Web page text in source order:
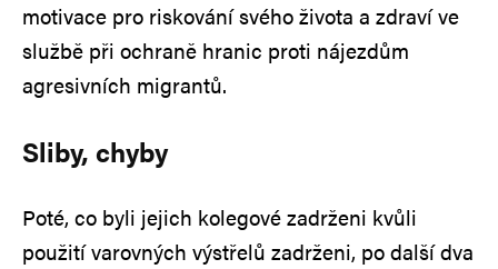
motivace pro riskování svého života a zdraví ve
službě při ochraně hranic proti nájezdům
agresivních migrantů.
Sliby, chyby
Poté, co byli jejich kolegové zadrženi kvůli
použití varovných výstřelů zadrženi, po další dva